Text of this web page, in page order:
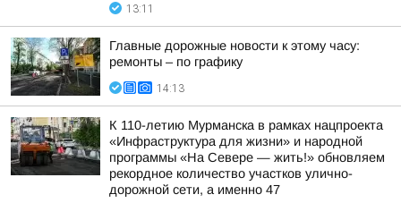
13:11
Главные дорожные новости к этому часу:
ремонты – по графику
14:13
К 110-летию Мурманска в рамках нацпроекта
«Инфраструктура для жизни» и народной
программы «На Севере — жить!» обновляем
рекордное количество участков улично-
дорожной сети, а именно 47